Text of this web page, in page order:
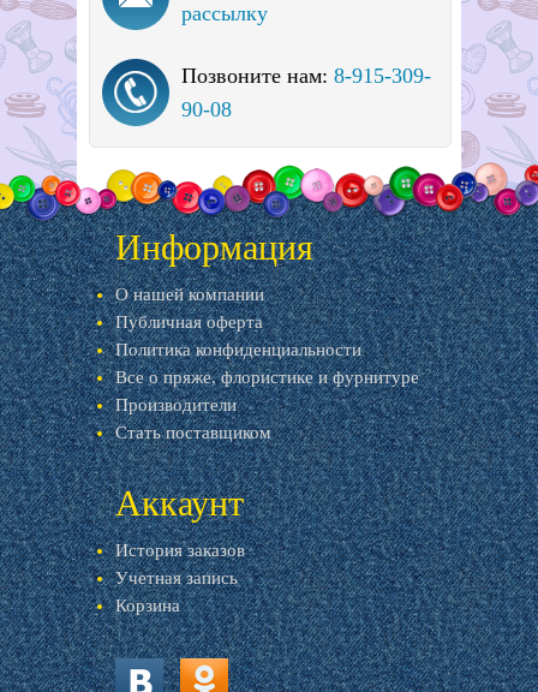
рассылку
Позвоните нам: 8-915-309-
90-08
Информация
О нашей компании
Публичная оферта
Политика конфиденциальности
Все о пряже, флористике и фурнитуре
Производители
Стать поставщиком
Аккаунт
История заказов
Учетная запись
Корзина